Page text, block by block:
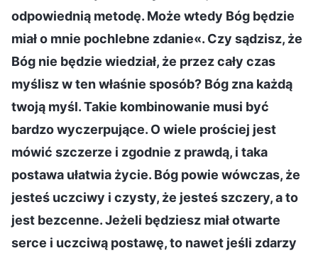
odpowiednią metodę. Może wtedy Bóg będzie
miał o mnie pochlebne zdanie«. Czy sądzisz, że
Bóg nie będzie wiedział, że przez cały czas
myślisz w ten właśnie sposób? Bóg zna każdą
twoją myśl. Takie kombinowanie musi być
bardzo wyczerpujące. O wiele prościej jest
mówić szczerze i zgodnie z prawdą, i taka
postawa ułatwia życie. Bóg powie wówczas, że
jesteś uczciwy i czysty, że jesteś szczery, a to
jest bezcenne. Jeżeli będziesz miał otwarte
serce i uczciwą postawę, to nawet jeśli zdarzy